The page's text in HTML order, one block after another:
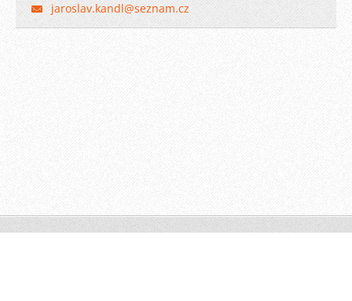
jaroslav.kandl@seznam.cz